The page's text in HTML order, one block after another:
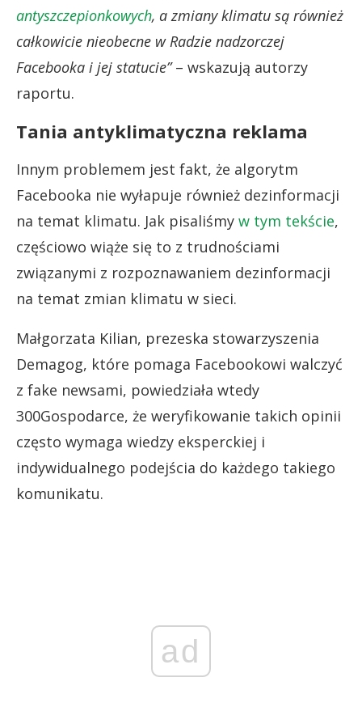
antyszczepionkowych, a zmiany klimatu są również
całkowicie nieobecne w Radzie nadzorczej
Facebooka i jej statucie”– wskazują autorzy
raportu.
Tania antyklimatyczna reklama
Innym problemem jest fakt, że algorytm
Facebooka nie wyłapuje również dezinformacji
na temat klimatu. Jak pisaliśmy w tym tekście,
częściowo wiąże się to z trudnościami
związanymi z rozpoznawaniem dezinformacji
na temat zmian klimatu w sieci.
Małgorzata Kilian, prezeska stowarzyszenia
Demagog, które pomaga Facebookowi walczyć
z fake newsami, powiedziała wtedy
300Gospodarce, że weryfikowanie takich opinii
często wymaga wiedzy eksperckiej i
indywidualnego podejścia do każdego takiego
komunikatu.
ad